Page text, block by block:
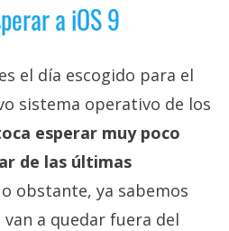
a iOS 9
el día escogido para el
sistema operativo de los
esperar muy poco
de las últimas
obstante, ya sabemos
a quedar fuera del